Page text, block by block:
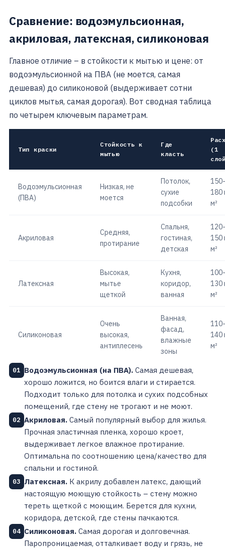
Сравнение: водоэмульсионная,
акриловая, латексная, силиконовая
Главное отличие – в стойкости к мытью и цене: от
водоэмульсионной на ПВА (не моется, самая
дешевая) до силиконовой (выдерживает сотни
циклов мытья, самая дорогая). Вот сводная таблица
по четырем ключевым параметрам.
Тип краски
Стойкость к
мытью
Где
класть
(1
Водоэмульсионная
(ПВА)
Низкая, не
моется
Потолок,
сухие
подсобки
150-
180
м²
Акриловая
Средняя,
протирание
Спальня,
гостиная,
детская
120-
150
м²
Латексная
Высокая,
мытье
щеткой
Кухня,
коридор,
ванная
100-
130
м²
Силиконовая
Очень
высокая,
антиплесень
Ванная,
фасад,
влажные
зоны
110-
140
м²
01 Водоэмульсионная (на ПВА). Самая дешевая,
хорошо ложится, но боится влаги и стирается.
Подходит только для потолка и сухих подсобных
помещений, где стену не трогают и не моют.
02 Акриловая. Самый популярный выбор для жилья.
Прочная эластичная пленка, хорошо кроет,
выдерживает легкое влажное протирание.
Оптимальна по соотношению цена/качество для
спальни и гостиной.
03 Латексная. К акрилу добавлен латекс, дающий
настоящую моющую стойкость – стену можно
тереть щеткой с моющим. Берется для кухни,
коридора, детской, где стены пачкаются.
04 Силиконовая. Самая дорогая и долговечная.
Паропроницаемая, отталкивает воду и грязь, не